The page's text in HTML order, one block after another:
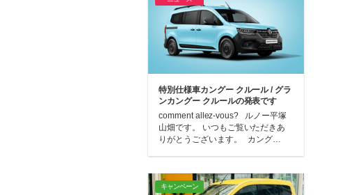
特別仕様車カングー クルール / グラ
ンカングー クルールの発表です
comment allez-vous? ルノー平塚
山畑です。 いつもご覧いただきあ
りがとうございます。 カング…
キャンペーン